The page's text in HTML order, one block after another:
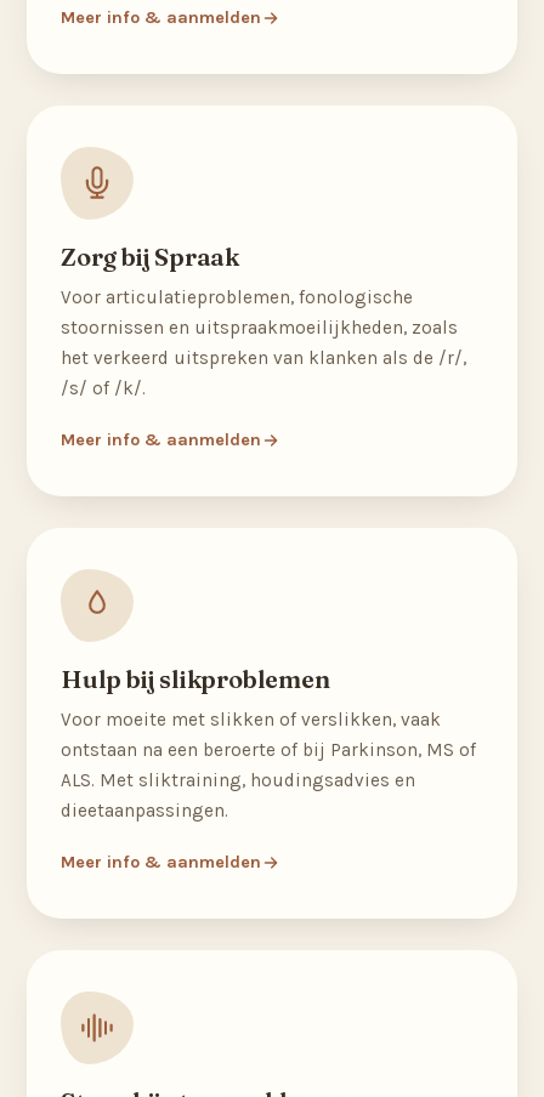
Meer info & aanmelden
Zorg bij Spraak
Voor articulatieproblemen, fonologische
stoornissen en uitspraakmoeilijkheden, zoals
het verkeerd uitspreken van klanken als de /r/,
/s/ of /k/.
Meer info & aanmelden
Hulp bij slikproblemen
Voor moeite met slikken of verslikken, vaak
ontstaan na een beroerte of bij Parkinson, MS of
ALS. Met sliktraining, houdingsadvies en
dieetaanpassingen.
Meer info & aanmelden